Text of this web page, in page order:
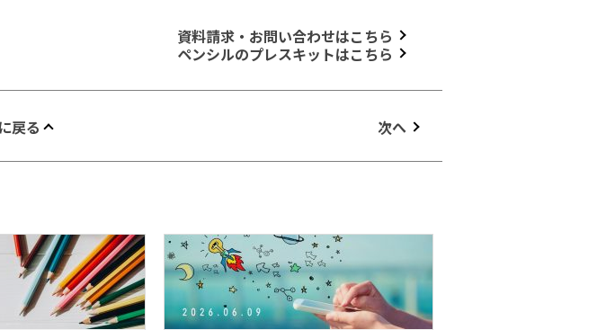
資料請求・お問い合わせはこちら
ペンシルのプレスキットはこちら
戻る 次へ